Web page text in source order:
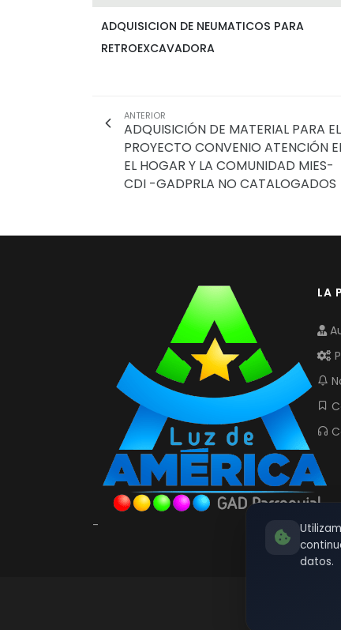
ADQUISICION DE NEUMATICOS PARA
RETROEXCAVADORA
ANTERIOR
ADQUISICIÓN DE MATERIAL PARA EL
PROYECTO CONVENIO ATENCIÓN
EL HOGAR Y LA COMUNIDAD MIES-
CDI -GADPRLA NO CATALOGADOS
-
LA
datos.